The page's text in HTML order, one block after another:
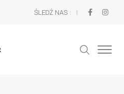
ŚLEDŹ NAS :